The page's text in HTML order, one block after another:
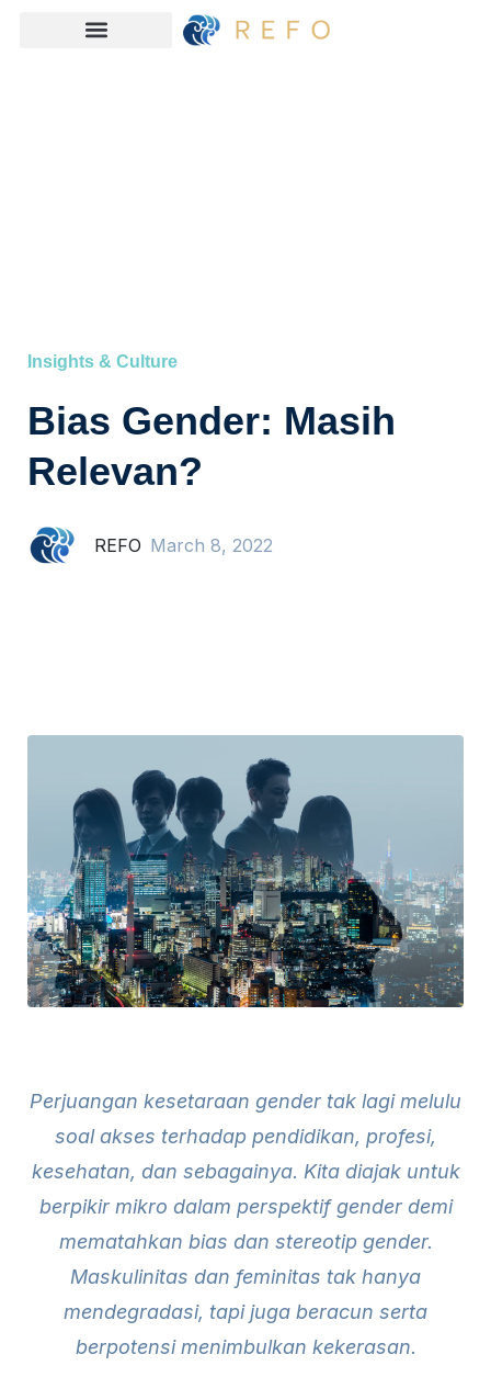
Insights & Culture
Bias Gender: Masih
Relevan?
REFO March 8, 2022
Perjuangan kesetaraan gender tak lagi melulu
soal akses terhadap pendidikan, profesi,
kesehatan, dan sebagainya. Kita diajak untuk
berpikir mikro dalam perspektif gender demi
mematahkan bias dan stereotip gender.
Maskulinitas dan feminitas tak hanya
mendegradasi, tapi juga beracun serta
berpotensi menimbulkan kekerasan.